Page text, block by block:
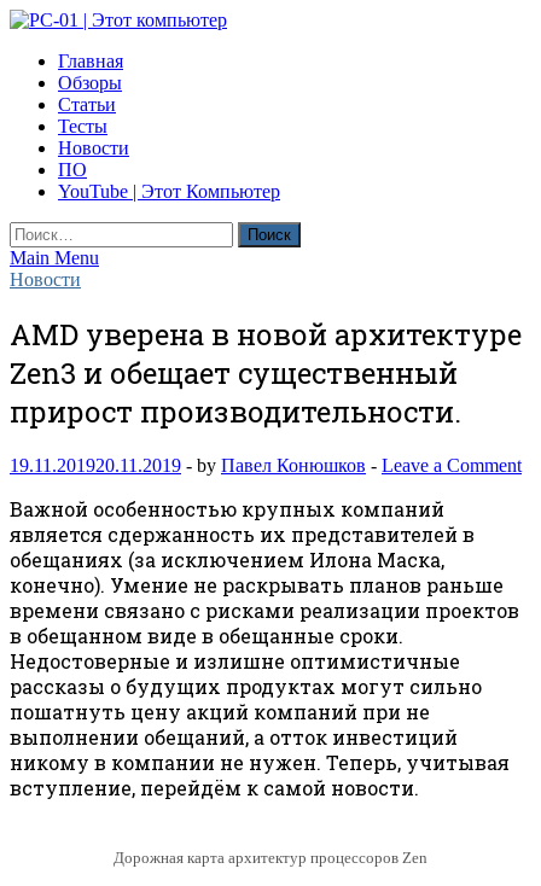
Skip
content
PC-01 | Этот компьютер
Компьютерные новости
Главная
Обзоры
Статьи
Тесты
Новости
ПО
YouTube | Этот Компьютер
Найти:
Main Menu
Новости
AMD уверена в новой архитектуре
Zen3 и обещает существенный
прирост производительности.
19.11.201920.11.2019 - by Павел Конюшков - Leave a Comment
Важной особенностью крупных компаний
является сдержанность их представителей в
обещаниях (за исключением Илона Маска,
конечно). Умение не раскрывать планов раньше
времени связано с рисками реализации проектов
в обещанном виде в обещанные сроки.
Недостоверные и излишне оптимистичные
рассказы о будущих продуктах могут сильно
пошатнуть цену акций компаний при не
выполнении обещаний, а отток инвестиций
никому в компании не нужен. Теперь, учитывая
вступление, перейдём к самой новости.
Дорожная карта архитектур процессоров Zen